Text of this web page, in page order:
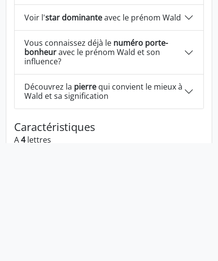
Voir l'star dominanteavec le prénom Wald
Vous connaissez déjà le numéro porte-
bonheuravec le prénom Wald et son
influence?
Découvrez la pierre qui convient le mieux à
Wald et sa signification
Caractéristiques
A4lettres